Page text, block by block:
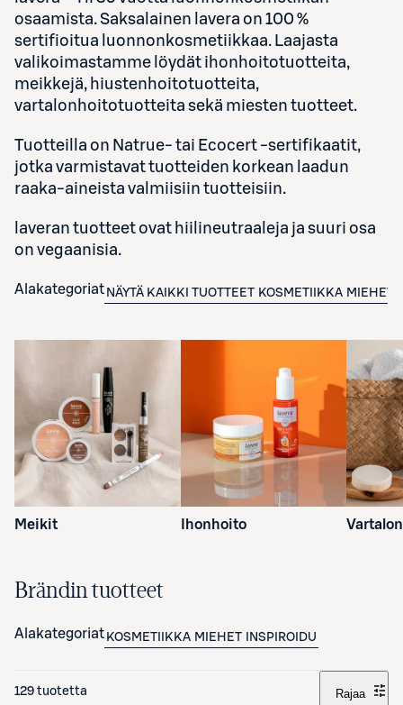
osaamista. Saksalainen lavera on 100 %
sertifioitua luonnonkosmetiikkaa. Laajasta
valikoimastamme löydät ihonhoitotuotteita,
meikkejä, hiustenhoitotuotteita,
vartalonhoitotuotteita sekä miesten tuotteet.
Tuotteilla on Natrue- tai Ecocert -sertifikaatit,
jotka varmistavat tuotteiden korkean laadun
raaka-aineista valmiisiin tuotteisiin.
laveran tuotteet ovat hiilineutraaleja ja suuri osa
on vegaanisia.
Alakategoriat NÄYTÄ KAIKKI TUOTTEET KOSMETIIKKA MIEHET
Meikit Ihonhoito
Brändin tuotteet
Alakategoriat KOSMETIIKKA MIEHET INSPIROIDU
129 tuotetta Rajaa